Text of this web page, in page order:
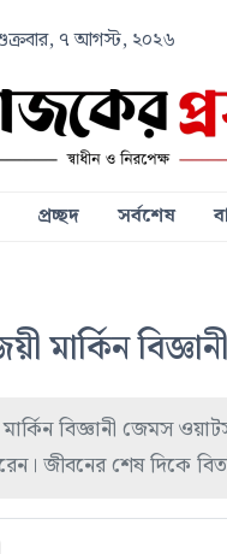
৭ আগস্ট, ২০২৬
প্রচ্ছদ সর্বশেষ
মার্কিন
বিজ্ঞানী জেমস
জীবনের শেষ দিকে